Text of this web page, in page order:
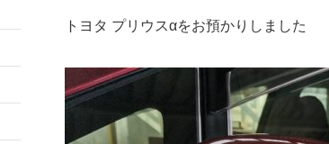
トヨタ プリウスαをお預かりしました